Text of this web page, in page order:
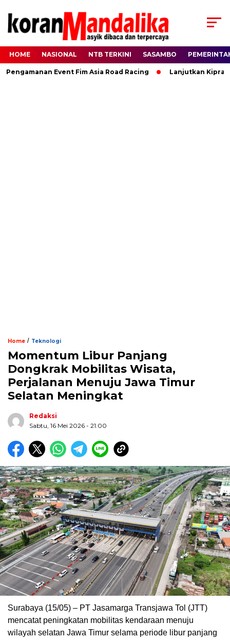
HOME NASIONAL NTB TERKINI SASAMBO
Event Fim Asia Road Racing Lanjutkan Kiprah
Home / Teknologi
Momentum Libur Panjang
Dongkrak Mobilitas Wisata,
Perjalanan Menuju Jawa Timur
Selatan Meningkat
Redaksi
Sabtu, 16 Mei 2026 - 21:00
Surabaya (15/05) – PT Jasamarga Transjawa Tol (JTT)
mencatat peningkatan mobilitas kendaraan menuju
wilayah selatan Jawa Timur selama periode libur panjang